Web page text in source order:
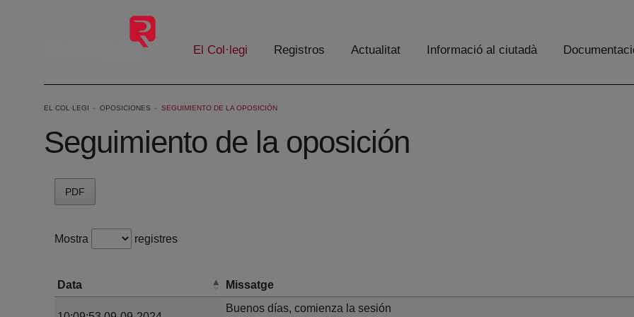
Salta al contingut principal
El Col·legi Registros Actualitat Informació al ciutadà
EL COL·LEGI OPOSICIONES SEGUIMIENTO DE LA OPOSICIÓN
Seguimiento de la oposición
PDF
Mostra registres
Data Missatge
Buenos días, comienza la sesión